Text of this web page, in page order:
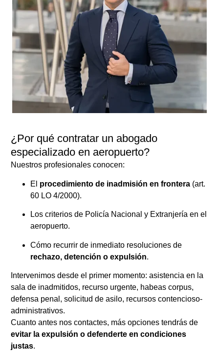
¿Por qué contratar un abogado
especializado en aeropuerto?
Nuestros profesionales conocen:
El procedimiento de inadmisión en frontera (art.
60 LO 4/2000).
Los criterios de Policía Nacional y Extranjería en el
aeropuerto.
Cómo recurrir de inmediato resoluciones de
rechazo, detención o expulsión.
Intervenimos desde el primer momento: asistencia en la
sala de inadmitidos, recurso urgente, habeas corpus,
defensa penal, solicitud de asilo, recursos contencioso-
administrativos.
Cuanto antes nos contactes, más opciones tendrás de
evitar la expulsión o defenderte en condiciones
justas.